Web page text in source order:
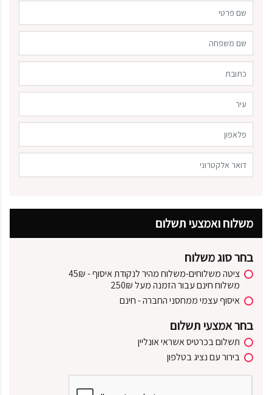
משלוח ואמצעי תשלום
בחר סוג משלוח
ציטה משלוחים-משלוח מהיר לנקודת איסוף - 45₪
משלוח חינם עבור הזמנה מעל 250₪
איסוף עצמי ממחסני החברה - חינם
בחר אמצעי תשלום
תשלום בכרטיס אשראי אונליין
בירור עם נציג בטלפון